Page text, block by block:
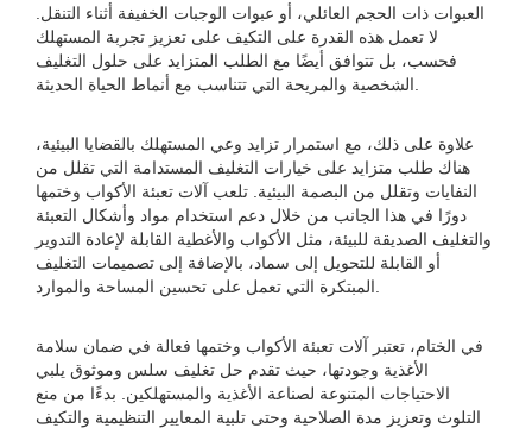
العبوات ذات الحجم العائلي، أو عبوات الوجبات الخفيفة أثناء التنقل.
لا تعمل هذه القدرة على التكيف على تعزيز تجربة المستهلك
فحسب، بل تتوافق أيضًا مع الطلب المتزايد على حلول التغليف
علاوة على ذلك، مع استمرار تزايد وعي المستهلك بالقضايا البيئية،
هناك طلب متزايد على خيارات التغليف المستدامة التي تقلل من
النفايات وتقلل من البصمة البيئية. تلعب آلات تعبئة الأكواب وختمها
دورًا في هذا الجانب من خلال دعم استخدام مواد وأشكال التعبئة
والتغليف الصديقة للبيئة، مثل الأكواب والأغطية القابلة لإعادة التدوير
أو القابلة للتحويل إلى سماد، بالإضافة إلى تصميمات التغليف
في الختام، تعتبر آلات تعبئة الأكواب وختمها فعالة في ضمان سلامة
الأغذية وجودتها، حيث تقدم حل تغليف سلس وموثوق يلبي
الاحتياجات المتنوعة لصناعة الأغذية والمستهلكين. بدءًا من منع
التلوث وتعزيز مدة الصلاحية وحتى تلبية المعايير التنظيمية والتكيف